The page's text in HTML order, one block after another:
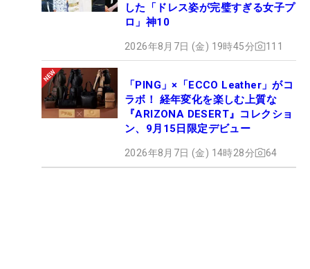
した「ドレス姿が完璧すぎる女子プ
ロ」神10
2026年8月7日 (金) 19時45分 111
「PING」×「ECCO Leather」がコ
ラボ！ 経年変化を楽しむ上質な
『ARIZONA DESERT』コレクショ
ン、9月15日限定デビュー
2026年8月7日 (金) 14時28分 64